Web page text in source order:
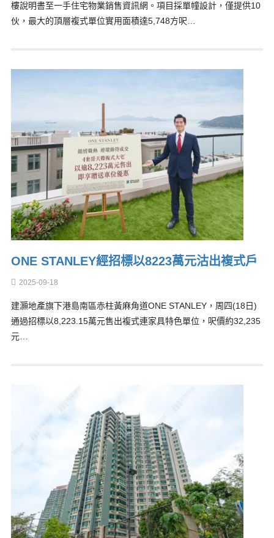
樓說明書至一手住宅物業銷售資訊網。項目採單幢設計，僅提供10
伙，最大的頂層複式單位實用面積達5,748方呎…
ONE STANLEY經招標以8223萬元沽出複式戶
2025-09-18
建灝地產旗下港島南區赤柱黃麻角道ONE STANLEY，周四(18日)
通過招標以8,223.15萬元售出複式連家具特色單位，呎價約32,235
元…